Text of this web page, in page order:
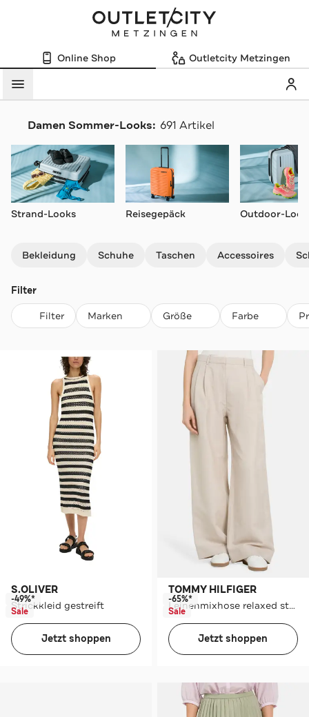
Online Shop Outletcity Metzingen
Menü
Damen Sommer-Looks: 691 Artikel
Strand-Looks Reisegepäck Outdoor-
Bekleidung Schuhe Taschen Accessoires
Filter
Filter Marken Größe Farbe
S.OLIVER
Strickkleid gestreift
-49%*
Sale
Jetzt shoppen
TOMMY HILFIGER
Leinenmixhose relaxed straight
-65%*
Sale
Jetzt shoppen